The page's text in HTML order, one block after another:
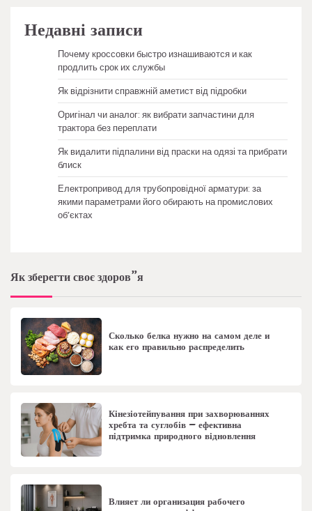
Недавні записи
Почему кроссовки быстро изнашиваются и как
продлить срок их службы
Як відрізнити справжній аметист від підробки
Оригінал чи аналог: як вибрати запчастини для
трактора без переплати
Як видалити підпалини від праски на одязі та прибрати
блиск
Електропривод для трубопровідної арматури: за
якими параметрами його обирають на промислових
об’єктах
Як зберегти своє здоров”я
Сколько белка нужно на самом деле и
как его правильно распределить
Кінезіотейпування при захворюваннях
хребта та суглобів – ефективна
підтримка природного відновлення
Влияет ли организация рабочего